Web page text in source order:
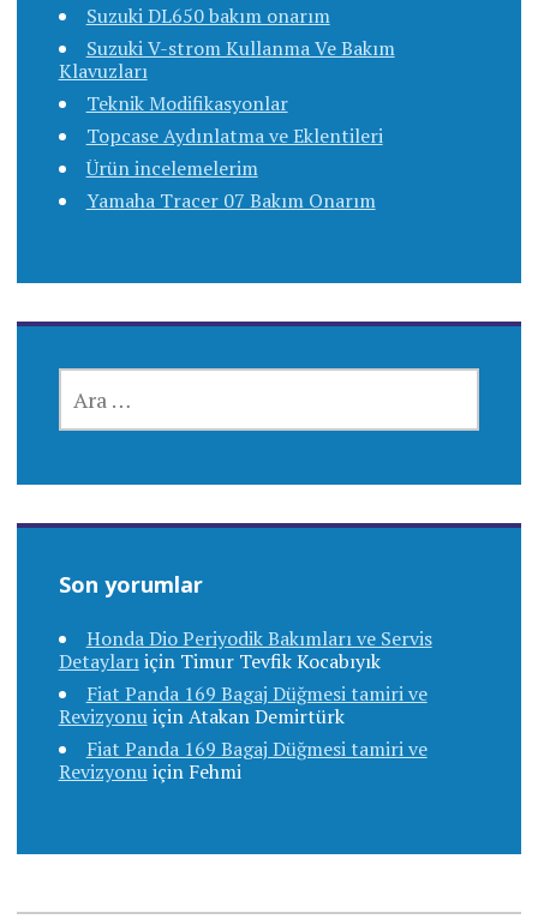
Suzuki DL650 bakım onarım
Suzuki V-strom Kullanma Ve Bakım
Klavuzları
Teknik Modifikasyonlar
Topcase Aydınlatma ve Eklentileri
Ürün incelemelerim
Yamaha Tracer 07 Bakım Onarım
Son yorumlar
Honda Dio Periyodik Bakımları ve Servis
Detaylarıiçin Timur Tevfik Kocabıyık
Fiat Panda 169 Bagaj Düğmesi tamiri ve
RevizyonuiçinAtakan Demirtürk
Fiat Panda 169 Bagaj Düğmesi tamiri ve
Revizyonuiçin Fehmi